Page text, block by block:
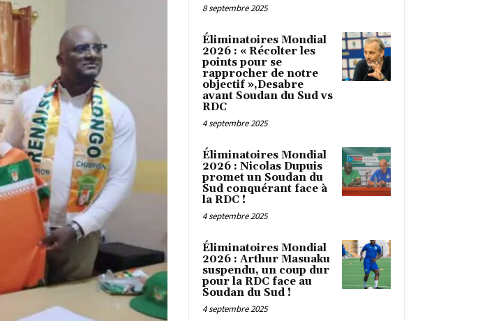
8 septembre 2025
Éliminatoires Mondial
2026 : « Récolter les
points pour se
rapprocher de notre
objectif »,Desabre
avant Soudan du Sud vs
RDC
4 septembre 2025
Éliminatoires Mondial
2026 : Nicolas Dupuis
promet un Soudan du
Sud conquérant face à
la RDC !
4 septembre 2025
Éliminatoires Mondial
2026 : Arthur Masuaku
suspendu, un coup dur
pour la RDC face au
Soudan du Sud !
4 septembre 2025